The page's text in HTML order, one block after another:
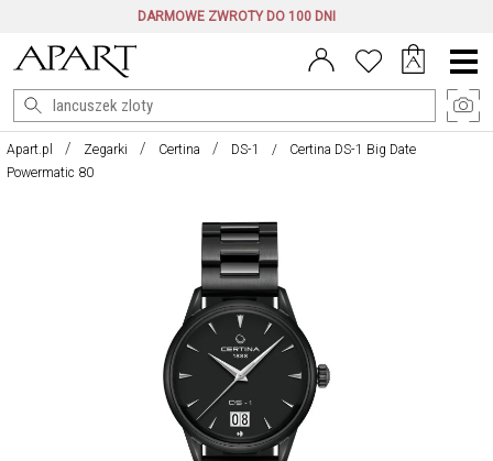
DARMOWE ZWROTY DO 100 DNI
Menu
główne
Apart.pl Zegarki Certina DS-1
Certina DS-1 Big Date
Powermatic 80